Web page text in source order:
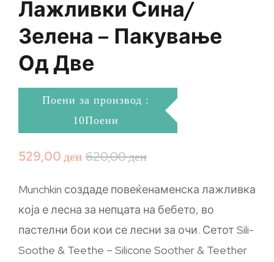
Лажливки Сина/
Зелена – Пакување
Од Две
Поени за производ :
10Поени
620,00ден
529,00ден
Munchkin создаде повеќенаменска лажливка
која е лесна за непцата на бебето, во
пастелни бои кои се лесни за очи. Сетот Sili-
Soothe & Teethe – Silicone Soother & Teether